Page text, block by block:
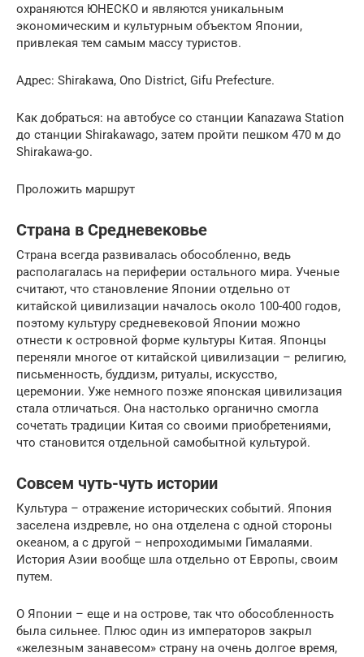
охраняются ЮНЕСКО и являются уникальным
экономическим и культурным объектом Японии,
привлекая тем самым массу туристов.
Адрес: Shirakawa, Ono District, Gifu Prefecture.
Как добраться: на автобусе со станции Kanazawa Station
до станции Shirakawago, затем пройти пешком 470 м до
Shirakawa-go.
Проложить маршрут
Страна в Средневековье
Страна всегда развивалась обособленно, ведь
располагалась на периферии остального мира. Ученые
считают, что становление Японии отдельно от
китайской цивилизации началось около 100-400 годов,
поэтому культуру средневековой Японии можно
отнести к островной форме культуры Китая. Японцы
переняли многое от китайской цивилизации – религию,
письменность, буддизм, ритуалы, искусство,
церемонии. Уже немного позже японская цивилизация
стала отличаться. Она настолько органично смогла
сочетать традиции Китая со своими приобретениями,
что становится отдельной самобытной культурой.
Совсем чуть-чуть истории
Культура – отражение исторических событий. Япония
заселена издревле, но она отделена с одной стороны
океаном, а с другой – непроходимыми Гималаями.
История Азии вообще шла отдельно от Европы, своим
путем.
О Японии – еще и на острове, так что обособленность
была сильнее. Плюс один из императоров закрыл
«железным занавесом» страну на очень долгое время,